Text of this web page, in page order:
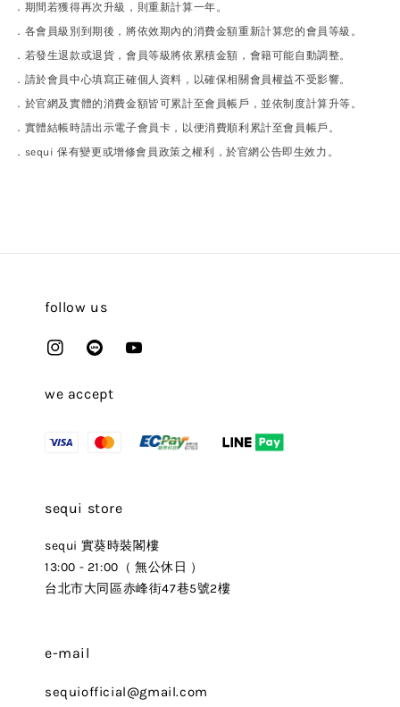
．期間若獲得再次升級，則重新計算一年。
．各會員級別到期後，將依效期內的消費金額重新計算您的會員等級。
．若發生退款或退貨，會員等級將依累積金額，會籍可能自動調整。
．請於會員中心填寫正確個人資料，以確保相關會員權益不受影響。
． 於官網及實體的消費金額皆可累計至會員帳戶，並依制度計算升等。
． 實體結帳時請出示電子會員卡，以便消費順利累計至會員帳戶。
．sequi 保有變更或增修會員政策之權利，於官網公告即生效力。
follow us
we accept
sequi store
sequi 實葵時裝閣樓
13:00 - 21:00（ 無公休日 ）
台北市大同區赤峰街47巷5號2樓
e-mail
sequiofficial@gmail.com